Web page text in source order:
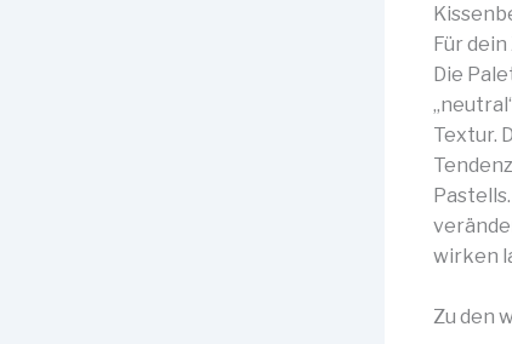
Für dein
Die
Textur.
wirken
Zu den